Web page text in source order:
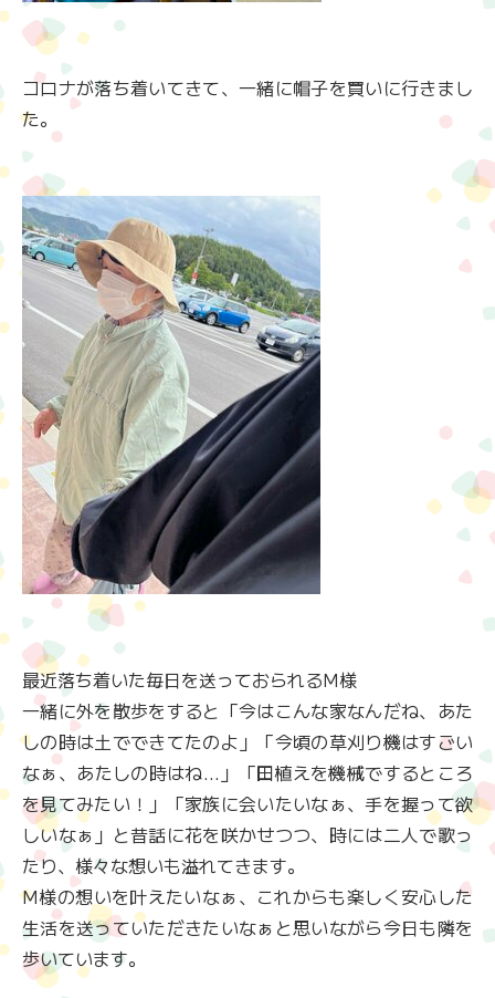
コロナが落ち着いてきて、一緒に帽子を買いに行きまし
た。
最近落ち着いた毎日を送っておられるM様
一緒に外を散歩をすると「今はこんな家なんだね、あた
しの時は土でできてたのよ」「今頃の草刈り機はすごい
なぁ、あたしの時はね…」「田植えを機械でするところ
を見てみたい！」「家族に会いたいなぁ、手を握って欲
しいなぁ」と昔話に花を咲かせつつ、時には二人で歌っ
たり、様々な想いも溢れてきます。
M様の想いを叶えたいなぁ、これからも楽しく安心した
生活を送っていただきたいなぁと思いながら今日も隣を
歩いています。